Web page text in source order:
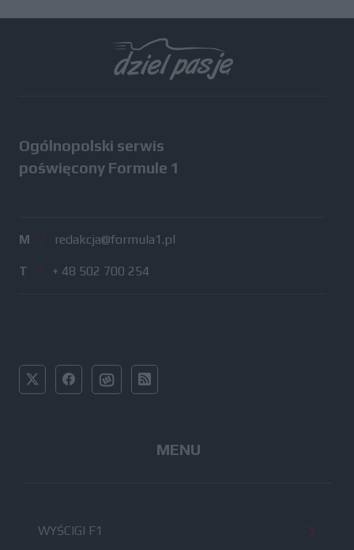
Ogólnopolski serwis
poświęcony Formule 1
M / redakcja@formula1.pl
T / + 48 502 700 254
MENU
WYŚCIGI F1